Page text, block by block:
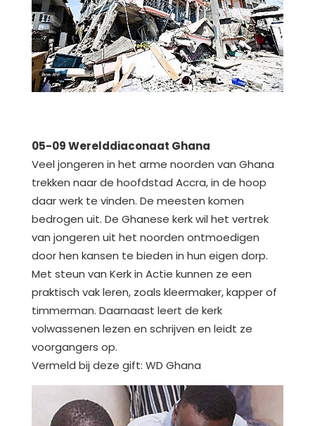
05-09 Werelddiaconaat Ghana
Veel jongeren in het arme noorden van Ghana
trekken naar de hoofdstad Accra, in de hoop
daar werk te vinden. De meesten komen
bedrogen uit. De Ghanese kerk wil het vertrek
van jongeren uit het noorden ontmoedigen
door hen kansen te bieden in hun eigen dorp.
Met steun van Kerk in Actie kunnen ze een
praktisch vak leren, zoals kleermaker, kapper of
timmerman. Daarnaast leert de kerk
volwassenen lezen en schrijven en leidt ze
voorgangers op.
Vermeld bij deze gift: WD Ghana